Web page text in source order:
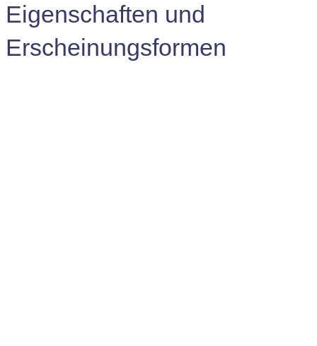
Eigenschaften und
Erscheinungsformen